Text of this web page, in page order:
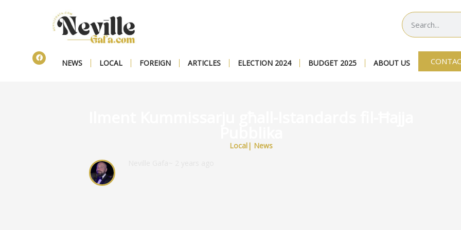
NEWS LOCAL FOREIGN ARTICLES ELECTION 2024 BUDGET 2025 ABOUT US
Local| News